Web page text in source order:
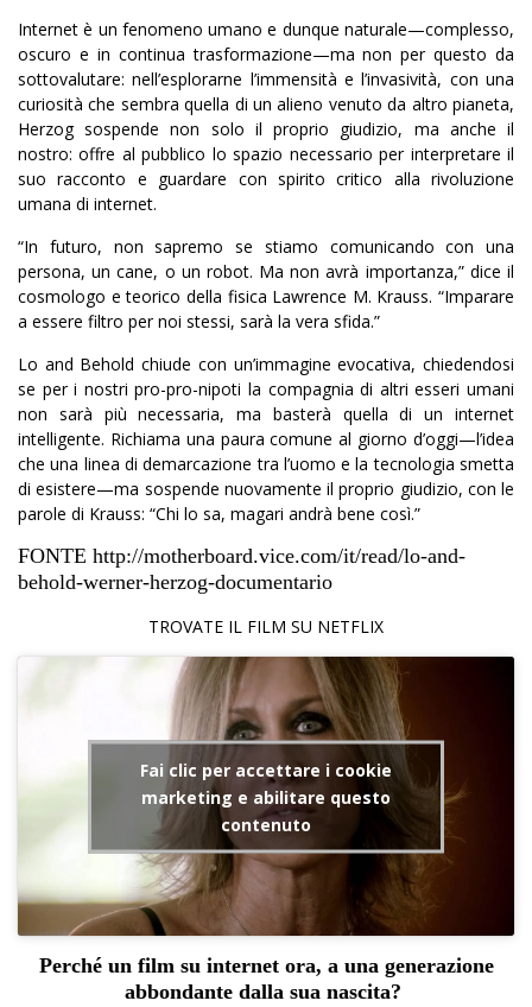
Internet è un fenomeno umano e dunque naturale—complesso,
oscuro e in continua trasformazione—ma non per questo da
sottovalutare: nell’esplorarne l’immensità e l’invasività, con una
curiosità che sembra quella di un alieno venuto da altro pianeta,
Herzog sospende non solo il proprio giudizio, ma anche il
nostro: offre al pubblico lo spazio necessario per interpretare il
suo racconto e guardare con spirito critico alla rivoluzione
umana di internet.
“In futuro, non sapremo se stiamo comunicando con una
persona, un cane, o un robot. Ma non avrà importanza,” dice il
cosmologo e teorico della fisica Lawrence M. Krauss. “Imparare
a essere filtro per noi stessi, sarà la vera sfida.”
Lo and Behold chiude con un’immagine evocativa, chiedendosi
se per i nostri pro-pro-nipoti la compagnia di altri esseri umani
non sarà più necessaria, ma basterà quella di un internet
intelligente. Richiama una paura comune al giorno d’oggi—l’idea
che una linea di demarcazione tra l’uomo e la tecnologia smetta
di esistere—ma sospende nuovamente il proprio giudizio, con le
parole di Krauss: “Chi lo sa, magari andrà bene così.”
FONTE http://motherboard.vice.com/it/read/lo-and-
behold-werner-herzog-documentario
TROVATE IL FILM SU NETFLIX
Fai clic per accettare i cookie
marketing e abilitare questo
contenuto
Perché un film su internet ora, a una generazione
abbondante dalla sua nascita?